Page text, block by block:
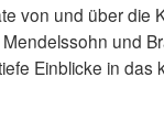
von und über die
und
Einblicke in das